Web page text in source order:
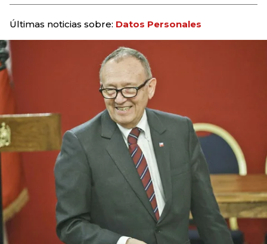
Últimas noticias sobre: Datos Personales